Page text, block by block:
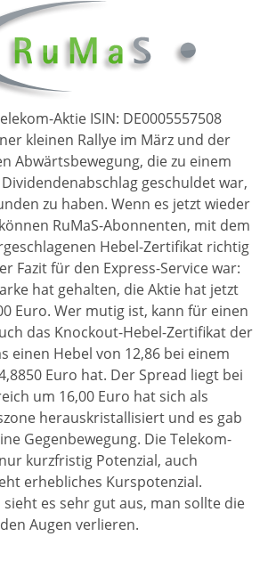
Aktie ISIN: DE0005557508
kleinen Rallye im März und der
Abwärtsbewegung, die zu einem
geschuldet war,
zu haben. Wenn es jetzt wieder
RuMaS-Abonnenten, mit dem
Hebel-Zertifikat richtig
Fazit für den Express-Service war:
hat gehalten, die Aktie hat jetzt
Euro. Wer mutig ist, kann für einen
das Knockout-Hebel-Zertifikat der
einen Hebel von 12,86 bei einem
Euro hat. Der Spread liegt bei
um 16,00 Euro hat sich als
herauskristallisiert und es gab
Gegenbewegung. Die Telekom-
kurzfristig Potenzial, auch
erhebliches Kurspotenzial.
es sehr gut aus, man sollte die
Augen verlieren.